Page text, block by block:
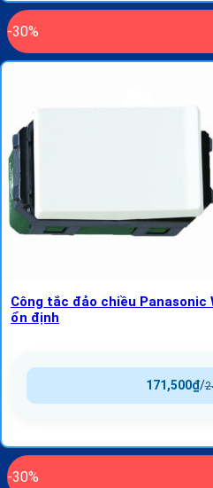
-30%
Công tắc đảo chiều Panasonic
ổn định
/
171,500₫
-30%